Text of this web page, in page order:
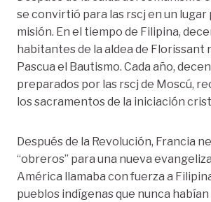
se convirtió para las rscj en un lugar
misión. En el tiempo de Filipina,
habitantes de la aldea de Florissant
Pascua el Bautismo. Cada año,
preparados por las rscj de Moscú,
los sacramentos de la iniciación
Después de la Revolución, Francia
“obreros” para una nueva
América llamaba con fuerza a
pueblos indígenas que nunca